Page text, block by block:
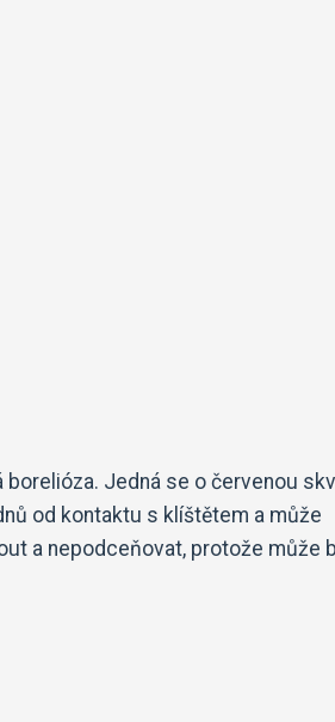
Jedná se o červenou
od kontaktu s klíštětem a může
a nepodceňovat, protože může